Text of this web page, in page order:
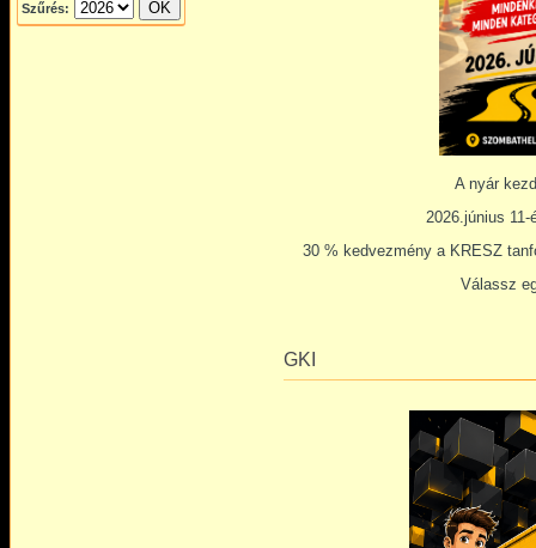
Szűrés:
A nyár
2026.június
30 % kedvezmény a KRESZ
Válassz
GKI